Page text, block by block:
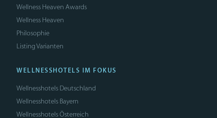
Wellness Heaven Awards
Wellness Heaven
Philosophie
Listing Varianten
WELLNESSHOTELS IM FOKUS
Wellnesshotels Deutschland
Wellnesshotels Bayern
Wellnesshotels Österreich